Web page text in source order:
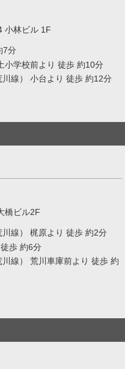
小林ビル 1F
7分
小学校前より 徒歩 約10分
線） 小台より 徒歩 約12分
橋ビル2F
線） 梶原より 徒歩 約2分
歩 約6分
線） 荒川車庫前より 徒歩 約